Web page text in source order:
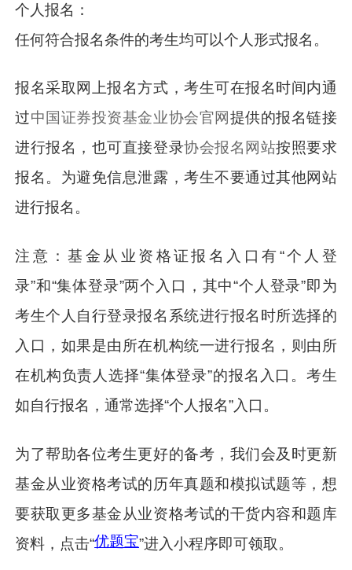
个人报名：
任何符合报名条件的考生均可以个人形式报名。
报名采取网上报名方式，考生可在报名时间内通
过中国证券投资基金业协会官网提供的报名链接
进行报名，也可直接登录协会报名网站按照要求
报名。为避免信息泄露，考生不要通过其他网站
进行报名。
注意：基金从业资格证报名入口有“个人登
录”和“集体登录”两个入口，其中“个人登录”即为
考生个人自行登录报名系统进行报名时所选择的
入口，如果是由所在机构统一进行报名，则由所
在机构负责人选择“集体登录”的报名入口。考生
如自行报名，通常选择“个人报名”入口。
为了帮助各位考生更好的备考，我们会及时更新
基金从业资格考试的历年真题和模拟试题等，想
要获取更多基金从业资格考试的干货内容和题库
资料，点击“优题宝”进入小程序即可领取。